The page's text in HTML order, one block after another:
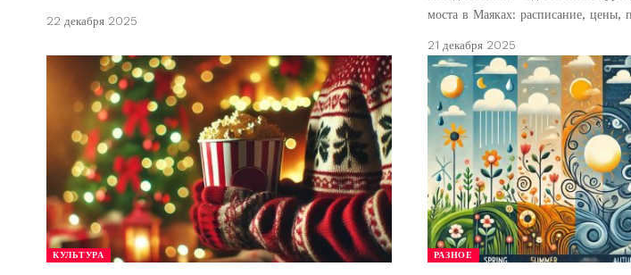
22 декабря 2025
моста в Маяках: расписание, цены,
21 декабря 2025
КУЛЬТУРА РАЗНОЕ